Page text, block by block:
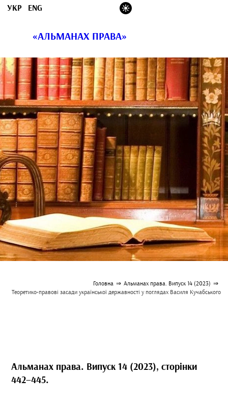
УКР ENG
«АЛЬМАНАХ ПРАВА»
Головна ⇒ Альманах права. Випуск 14 (2023) ⇒
Теоретико-правові засади української державності у поглядах Василя Кучабського
Альманах права. Випуск 14 (2023), сторінки
442–445.